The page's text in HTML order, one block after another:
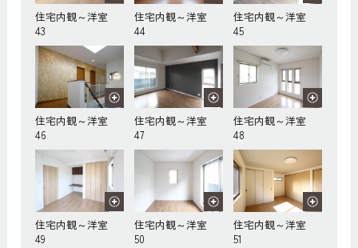
住宅内観～洋室
43
住宅内観～洋室
44
住宅内観～洋室
45
住宅内観～洋室
46
住宅内観～洋室
47
住宅内観～洋室
48
住宅内観～洋室
49
住宅内観～洋室
50
住宅内観～洋室
51